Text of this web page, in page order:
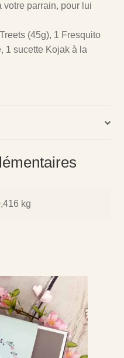
votre parrain, pour lui
(45g), 1 Fresquito
1 sucette Kojak à la
kg